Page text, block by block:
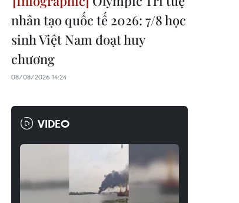
nhân tạo quốc tế 2026: 7/8 học
sinh Việt Nam đoạt huy
chương
08/08/2026 14:24
VIDEO